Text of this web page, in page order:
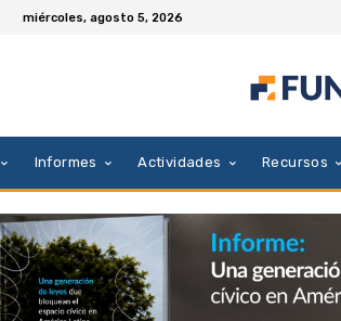
miércoles, agosto 5, 2026
Informes Actividades Recursos